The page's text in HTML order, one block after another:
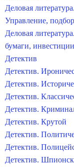
Деловая литература.
Управление,
Деловая
бумаги, инвестиции
Детектив
Детектив.
Детектив.
Детектив.
Детектив.
Детектив. Крутой
Детектив.
Детектив.
Детектив.